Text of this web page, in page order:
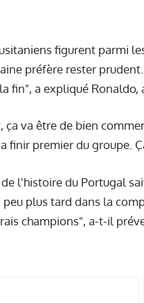
figurent parmi
préfère rester
fin", a expliqué
ça va être de bien
finir premier du groupe.
l'histoire du Portugal
plus tard dans la
champions", a-t-il